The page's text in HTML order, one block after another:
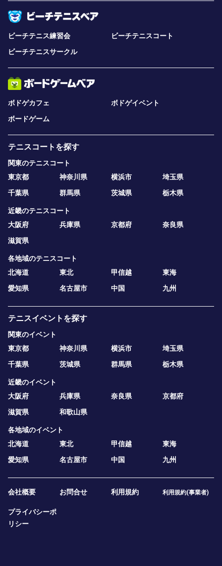
ビーチテニス練習会
ビーチテニスコート
ビーチテニスサークル
ボドゲカフェ
ボドゲイベント
ボードゲーム
テニスコートを探す
関東のテニスコート
東京都
神奈川県 横浜市
埼玉県
千葉県
群馬県 茨城県 栃木県
近畿のテニスコート
大阪府
兵庫県 京都府
奈良県
滋賀県
各地域のテニスコート
北海道
東北 甲信越
東海
愛知県
名古屋市 中国 九州
テニスイベントを探す
関東のイベント
東京都
神奈川県 横浜市
埼玉県
千葉県
茨城県 群馬県 栃木県
近畿のイベント
大阪府
兵庫県 奈良県
京都府
滋賀県
和歌山県
各地域のイベント
北海道
東北 甲信越
東海
愛知県
名古屋市 中国 九州
会社概要 お問合せ 利用規約 利用規約(事業者)
プライバシーポ
リシー